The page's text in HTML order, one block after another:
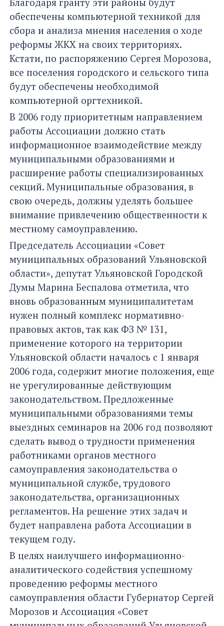
обеспечены компьютерной техникой для
сбора и анализа мнения населения о ходе
реформы ЖКХ на своих территориях.
Кстати, по распоряжению Сергея Морозова,
все поселения городского и сельского типа
будут обеспечены необходимой
компьютерной оргтехникой.
В 2006 году приоритетным направлением
работы Ассоциации должно стать
информационное взаимодействие между
муниципальными образованиями и
расширение работы специализированных
секций. Муниципальные образования, в
свою очередь, должны уделять большее
внимание привлечению общественности к
местному самоуправлению.
Председатель Ассоциации «Совет
муниципальных образований Ульяновской
области», депутат Ульяновской Городской
Думы Марина Беспалова отметила, что
вновь образованным муниципалитетам
нужен полный комплекс нормативно-
правовых актов, так как ФЗ № 131,
применение которого на территории
Ульяновской области началось с 1 января
2006 года, содержит многие положения, еще
не урегулированные действующим
законодательством. Предложенные
муниципальными образованиями темы
выездных семинаров на 2006 год позволяют
сделать вывод о трудности применения
работниками органов местного
самоуправления законодательства о
муниципальной службе, трудового
законодательства, организационных
регламентов. На решение этих задач и
будет направлена работа Ассоциации в
текущем году.
В целях наилучшего информационно-
аналитического содействия успешному
проведению реформы местного
самоуправления области Губернатор Сергей
Морозов и Ассоциация «Совет